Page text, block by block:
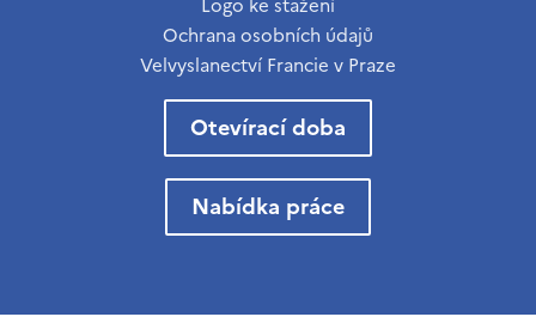
Logo ke stažení
Ochrana osobních údajů
Velvyslanectví Francie v Praze
Otevírací doba
Nabídka práce